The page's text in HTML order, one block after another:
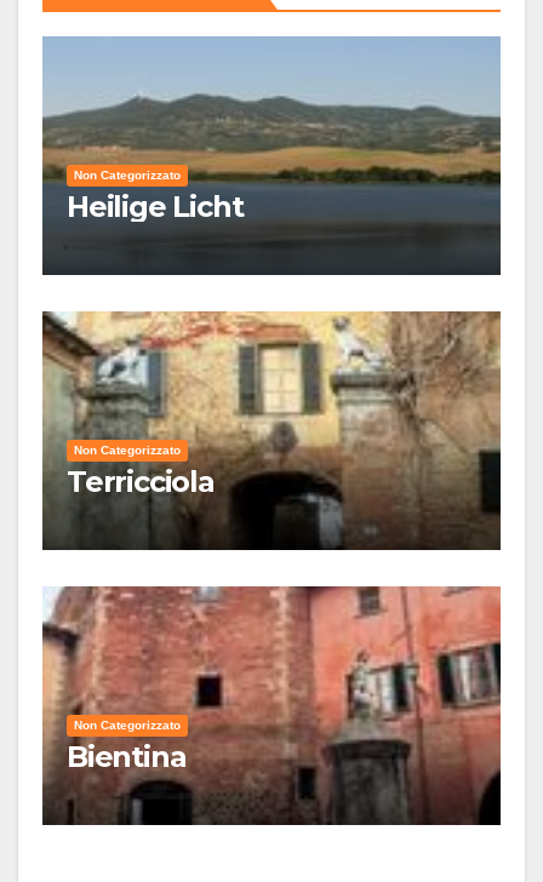
Non Categorizzato
Heilige Licht
Non Categorizzato
Terricciola
Non Categorizzato
Bientina